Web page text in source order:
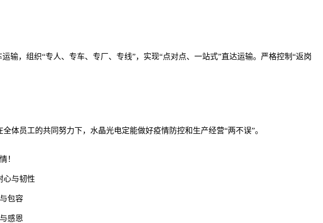
，组织“专人、专车、专厂、专线”，实现“点对点、一站式”直达运输。严格控制“返岗
体员工的共同努力下，水晶光电定能做好疫情防控和生产经营“两不误”。
！
心与韧性
包容
感恩